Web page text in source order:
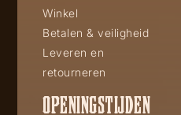
Winkel
Betalen & veiligheid
Leveren en
retourneren
OPENINGSTIJDEN